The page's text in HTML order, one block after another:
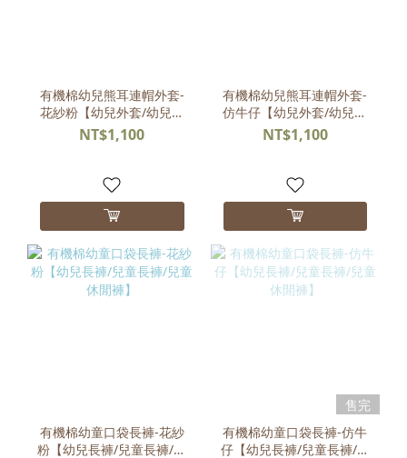
有機棉幼兒熊耳連帽外套-
花紗粉【幼兒外套/幼兒薄
外套/幼童外套】
NT$1,100
有機棉幼兒熊耳連帽外套-
仿牛仔【幼兒外套/幼兒薄
外套/幼童外套】
NT$1,100
有機棉幼童口袋長褲-花紗
粉【幼兒長褲/兒童長褲/兒
售完
有機棉幼童口袋長褲-仿牛
仔【幼兒長褲/兒童長褲/兒